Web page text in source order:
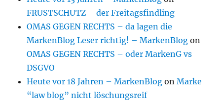
FRUSTSCHUTZ – der Freitagsfindling
OMAS GEGEN RECHTS – da lagen die
MarkenBlog Leser richtig! – MarkenBlog on
OMAS GEGEN RECHTS – oder MarkenG vs
DSGVO
Heute vor 18 Jahren – MarkenBlog onMarke
“law blog” nicht löschungsreif